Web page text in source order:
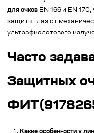
для очков EN 166 и EN
защиты глаз от
ультрафиолетового
Часто
Защитных
Какие особенности у